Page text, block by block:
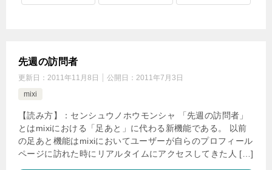
先週の訪問者
更新日： 2011年11月8日 公開日： 2011年7月3日
mixi
【読み方】：センシュウノホウモンシャ 「先週の訪問者」
とはmixiにおける「足あと」に代わる新機能である。 以前
の足あと機能はmixiにおいてユーザーが自らのプロフィール
ページに訪れた時にリアルタイムにアクセスしてきた人 […]